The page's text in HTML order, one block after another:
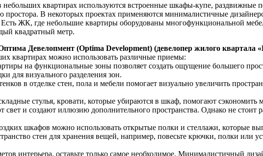
небольших квартирах используются встроенные шкафы-купе,
В некоторых проектах применяются минималистичные
Есть ЖК, где небольшие квартиры оборудованы многофункциональной
квадратный метр.
Девелопмент (Optima Development) (девелопер жилого квартала
квартирах можно использовать различные приемы:
на функциональные зоны позволяет создать ощущение большего
для визуального разделения зон.
в отделке стен, пола и мебели помогает визуально увеличить
стулья, кровати, которые убираются в шкаф, помогают сэкономить
свет и создают иллюзию дополнительного пространства. Однако не стоит
шкафов можно использовать открытые полки и стеллажи, которые
стен для хранения вещей, например, повесьте крючки, полки или
интерьера, оставьте только самое необходимое. Минималистичный